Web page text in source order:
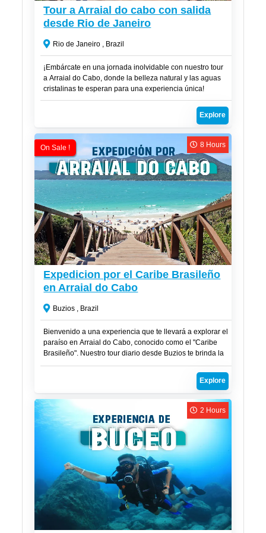
Tour a Arraial do cabo con salida
desde Rio de Janeiro
Rio de Janeiro , Brazil
¡Embárcate en una jornada inolvidable con nuestro tour
a Arraial do Cabo, donde la belleza natural y las aguas
cristalinas te esperan para una experiencia única!
Explore
On Sale !
R$300
8 Hours
Expedicion por el Caribe Brasileño
en Arraial do Cabo
Buzios , Brazil
Bienvenido a una experiencia que te llevará a explorar el
paraíso en Arraial do Cabo, conocido como el "Caribe
Brasileño". Nuestro tour diario desde Buzios te brinda la
de arena blanca y maravillas naturales que te dejarán
Explore
R$ 310
2 Hours